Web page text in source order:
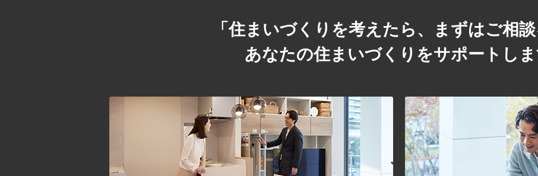
「住まいづくりを考えたら、まずはご相談
あなたの住まいづくりをサポートし